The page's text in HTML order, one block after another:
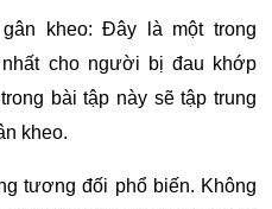
kheo: Đây là một trong
cho người bị đau khớp
bài tập này sẽ tập trung
kheo.
tương đối phổ biến. Không